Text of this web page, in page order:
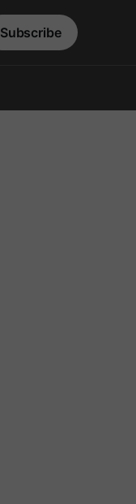
Subscribe